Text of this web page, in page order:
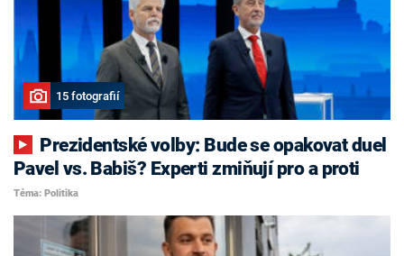
15 fotografií
Pavel vs. Babiš? Experti zmiňují pro a proti
Téma: Politika